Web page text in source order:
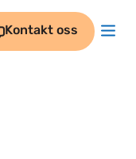
Kontakt oss